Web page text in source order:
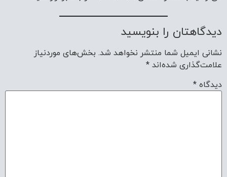
دیدگاهتان را بنویسید
نشانی ایمیل شما منتشر نخواهد شد. بخش‌های موردنیاز
علامت‌گذاری شده‌اند *
دیدگاه *